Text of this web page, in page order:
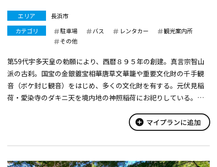
エリア
長浜市
カテゴリ
駐車場 バス レンタカー
観光案内所
その他
第59代宇多天皇の勅願により、西暦８９５年の創建。真言宗智山
派の古刹。国宝の金銀鍍宝相華唐草文華籠や重要文化財の千手観
音（ボケ封じ観音）をはじめ、多くの文化財を有する。元伏見稲
荷・愛染寺のダキニ天を境内地の神照稲荷にお祀りしている。境
add_circle マイプランに追加